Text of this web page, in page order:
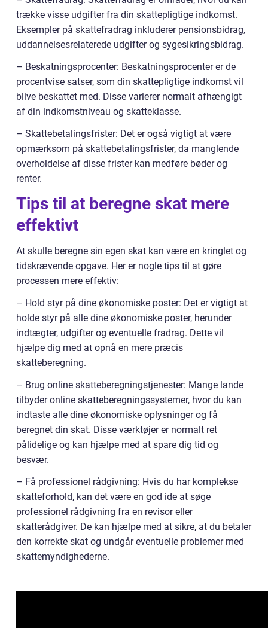
trække visse udgifter fra din skattepligtige indkomst.
Eksempler på skattefradrag inkluderer pensionsbidrag,
uddannelsesrelaterede udgifter og sygesikringsbidrag.
– Beskatningsprocenter: Beskatningsprocenter er de
procentvise satser, som din skattepligtige indkomst vil
blive beskattet med. Disse varierer normalt afhængigt
af din indkomstniveau og skatteklasse.
– Skattebetalingsfrister: Det er også vigtigt at være
opmærksom på skattebetalingsfrister, da manglende
overholdelse af disse frister kan medføre bøder og
renter.
Tips til at beregne skat mere
effektivt
At skulle beregne sin egen skat kan være en kringlet og
tidskrævende opgave. Her er nogle tips til at gøre
processen mere effektiv:
– Hold styr på dine økonomiske poster: Det er vigtigt at
holde styr på alle dine økonomiske poster, herunder
indtægter, udgifter og eventuelle fradrag. Dette vil
hjælpe dig med at opnå en mere præcis
skatteberegning.
– Brug online skatteberegningstjenester: Mange lande
tilbyder online skatteberegningssystemer, hvor du kan
indtaste alle dine økonomiske oplysninger og få
beregnet din skat. Disse værktøjer er normalt ret
pålidelige og kan hjælpe med at spare dig tid og
besvær.
– Få professionel rådgivning: Hvis du har komplekse
skatteforhold, kan det være en god ide at søge
professionel rådgivning fra en revisor eller
skatterådgiver. De kan hjælpe med at sikre, at du betaler
den korrekte skat og undgår eventuelle problemer med
skattemyndighederne.